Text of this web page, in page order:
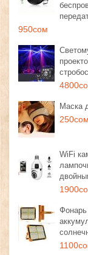
950сом
Маска
250сом
WiFi
Фонарь